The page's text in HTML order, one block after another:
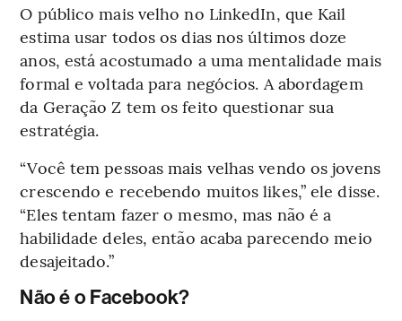
O público mais velho no LinkedIn, que Kail
estima usar todos os dias nos últimos doze
anos, está acostumado a uma mentalidade mais
formal e voltada para negócios. A abordagem
da Geração Z tem os feito questionar sua
estratégia.
“Você tem pessoas mais velhas vendo os jovens
crescendo e recebendo muitos likes,” ele disse.
“Eles tentam fazer o mesmo, mas não é a
habilidade deles, então acaba parecendo meio
desajeitado.”
Não é o Facebook?